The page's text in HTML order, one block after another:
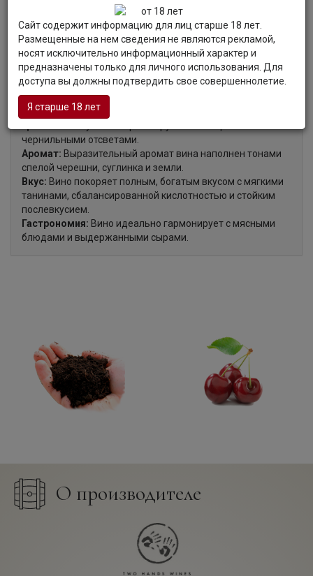
Выдержка вина вина длилась на протяжении 17 месяцев
во французских дубовых бочках, из которых 14% — новые.
Органолептические характеристики:
чернильными отсветами.
Аромат: Выразительный аромат вина наполнен тонами
спелой черешни, суглинка и земли.
Вкус: Вино покоряет полным, богатым вкусом с мягкими
танинами, сбалансированной кислотностью и стойким
послевкусием.
Гастрономия: Вино идеально гармонирует с мясными
блюдами и выдержанными сырами.
О производителе
Сайт содержит информацию для лиц старше 18 лет.
Размещенные на нем сведения не являются рекламой,
носят исключительно информационный характер и
предназначены только для личного использования. Для
доступа вы должны подтвердить свое совершеннолетие.
Я старше 18 лет